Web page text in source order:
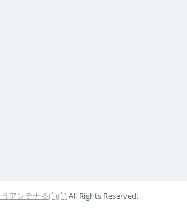
アンテナ彡(ﾟ)(ﾟ)All Rights Reserved.